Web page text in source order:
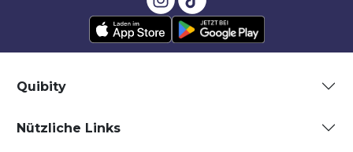
Quibity
Nützliche Links